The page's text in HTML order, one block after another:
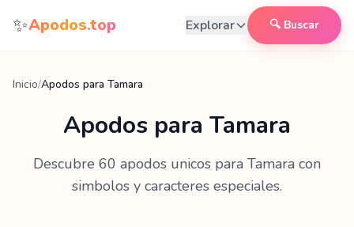
Saltar al contenido
✨Apodos.top Explorar 🔍 Buscar
Inicio/Apodos para Tamara
Apodos para Tamara
Descubre 60 apodos unicos para Tamara con
simbolos y caracteres especiales.